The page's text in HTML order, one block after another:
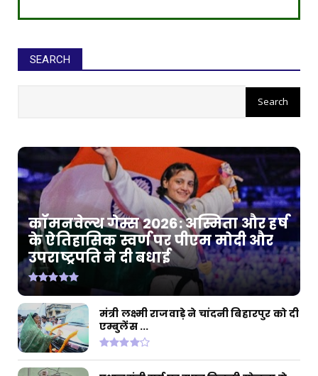
SEARCH
कॉमनवेल्थ गेम्स 2026: अस्मिता और हर्ष
के ऐतिहासिक स्वर्ण पर पीएम मोदी और
उपराष्ट्रपति ने दी बधाई
मंत्री लक्ष्मी राजवाड़े ने चांदनी बिहारपुर को दी
एम्बुलेंस ...